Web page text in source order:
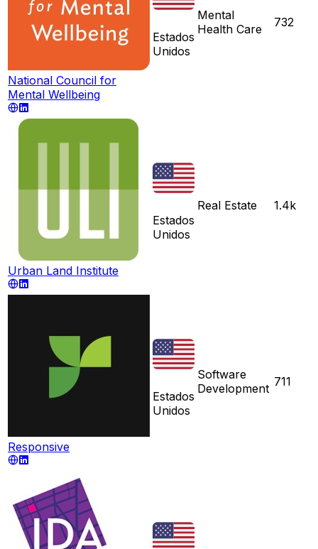
National Council for
Mental Wellbeing
Estados
Unidos
Mental
Health Care
732
Urban Land Institute
Estados
Unidos
Real Estate 1.4k
Responsive
Estados
Unidos
Software
Development 711